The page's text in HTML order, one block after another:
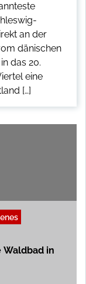
an der
dänischen
das 20.
eine
[…]
Waldbad in